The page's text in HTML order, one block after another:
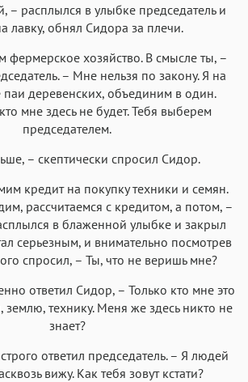
– расплылся в улыбке председатель и
лавку, обнял Сидора за плечи.
фермерское хозяйство. В смысле ты, –
– Мне нельзя по закону. Я на
паи деревенских, объединим в один.
мне здесь не будет. Тебя выберем
председателем.
– скептически спросил Сидор.
кредит на покупку техники и семян.
рассчитаемся с кредитом, а потом, –
в блаженной улыбке и закрыл
серьезным, и внимательно посмотрев
спросил, – Ты, что не веришь мне?
ответил Сидор, – Только кто мне это
землю, технику. Меня же здесь никто не
знает?
ответил председатель. – Я людей
вижу. Как тебя зовут кстати?